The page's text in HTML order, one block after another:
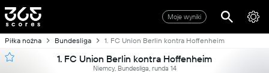
Moje wyniki
Piłka nożna Bundesliga 1. FC Union Berlin kontra Hoffenheim
1. FC Union Berlin kontra Hoffenheim
Niemcy, Bundesliga, runda 14